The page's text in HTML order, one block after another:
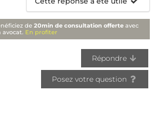
de20min de consultation offerte avec
avocat. En profiter
Répondre
Posez votre question